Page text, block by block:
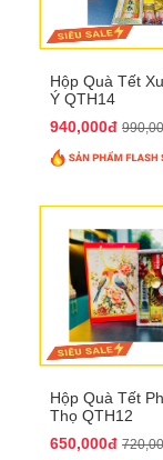
Hộp Quà Tết
Ý QTH14
940,000đ
Hộp Quà Tết
Thọ QTH12
650,000đ